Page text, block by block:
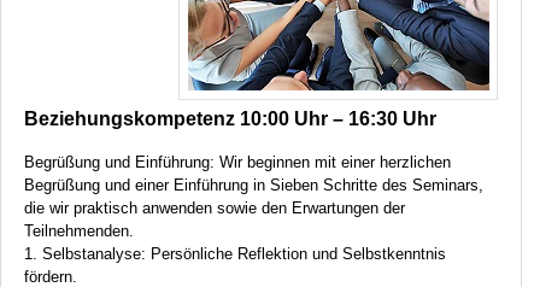
Beziehungskompetenz 10:00 Uhr – 16:30 Uhr
Begrüßung und Einführung: Wir beginnen mit einer herzlichen
Begrüßung und einer Einführung in Sieben Schritte des Seminars,
die wir praktisch anwenden sowie den Erwartungen der
Teilnehmenden.
1. Selbstanalyse: Persönliche Reflektion und Selbstkenntnis
fördern.